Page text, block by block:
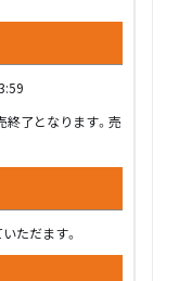
了となります。売
ただます。